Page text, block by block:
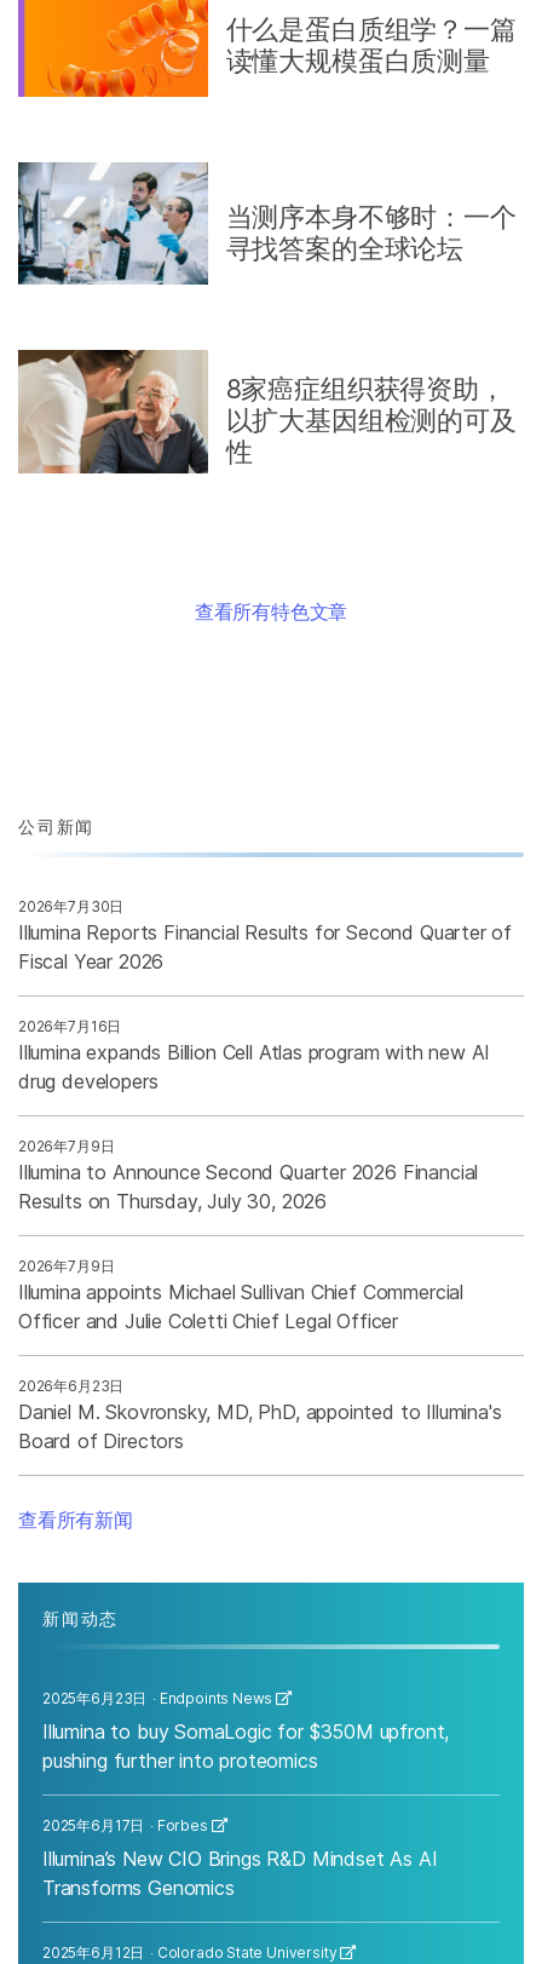
什么是蛋白质组学？一篇
读懂大规模蛋白质测量
当测序本身不够时：一个
寻找答案的全球论坛
8家癌症组织获得资助，
以扩大基因组检测的可及
性
查看所有特色文章
公司新闻
2026年7月30日
Illumina Reports Financial Results for Second Quarter of
Fiscal Year 2026
2026年7月16日
Illumina expands Billion Cell Atlas program with new AI
drug developers
2026年7月9日
Illumina to Announce Second Quarter 2026 Financial
Results on Thursday, July 30, 2026
2026年7月9日
Illumina appoints Michael Sullivan Chief Commercial
Officer and Julie Coletti Chief Legal Officer
2026年6月23日
Daniel M. Skovronsky, MD, PhD, appointed to Illumina's
Board of Directors
查看所有新闻
新闻动态
2025年6月23日 Endpoints News
Illumina to buy SomaLogic for $350M upfront,
pushing further into proteomics
2025年6月17日 Forbes
Illumina’s New CIO Brings R&D Mindset As AI
Transforms Genomics
2025年6月12日 Colorado State University